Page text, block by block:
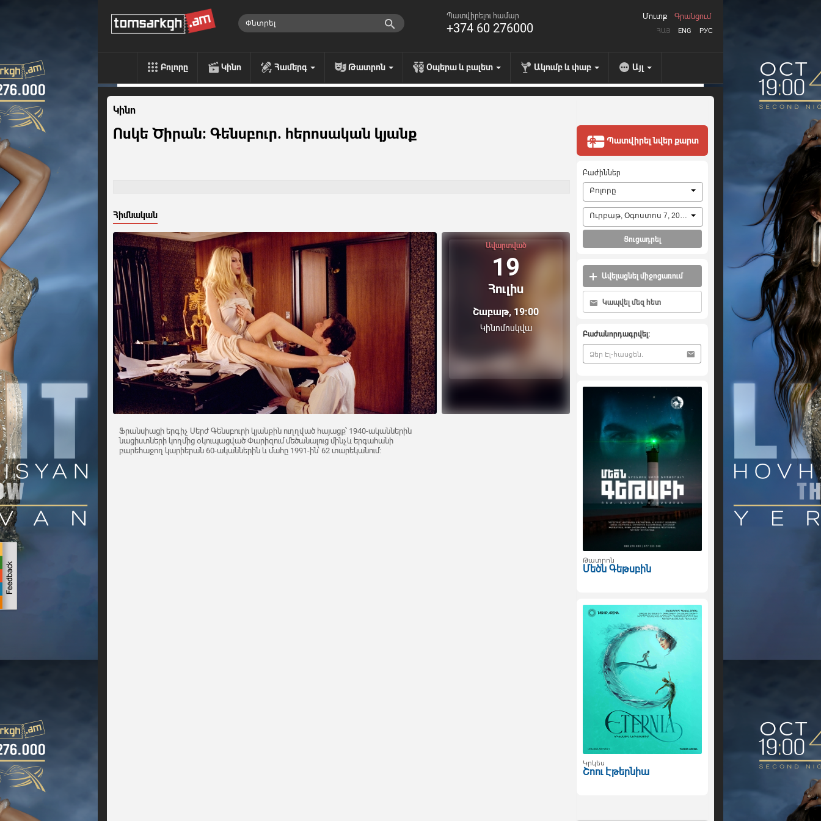
Պատվիրելու համար
+374 60 276000 ՀԱՅ ENG РУС
Մուտք Գրանցում
Բոլորը Կինո Համերգ Թատրոն Օպերա և բալետ Ակումբ և փաբ Այլ
Կինո
Ոսկե Ծիրան: Գենսբուր. հերոսական կյանք
Հիմնական
Ավարտված
19
Հուլիս
Շաբաթ, 19:00
Կինոմոսկվա
Ֆրանսիացի երգիչ Սերժ Գենսբուրի կյանքին ուղղված հայացք՝ 1940-ականներին
նացիստների կողմից օկուպացված Փարիզում մեծանալուց մինչև երգահանի
բարեհաջող կարիերան 60-ականներին և մահը 1991-ին՝ 62 տարեկանում:
Պատվիրել նվեր քարտ
Բաժիններ
Բոլորը
Ուրբաթ, Օգոստոս 7, 2026
Ցուցադրել
Ավելացնել միջոցառում
Կապվել մեզ հետ
Բաժանորդագրվել:
Թատրոն
Մեծն Գեթսբին
Կրկես
Շոու Էթերնիա